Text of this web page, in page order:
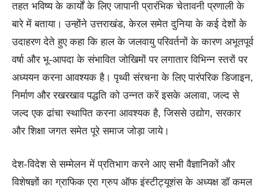
तहत भविष्य के कार्यों के लिए जापानी प्रारंभिक चेतावनी प्रणाली के
बारे में बताया। उन्होंने उत्तराखंड, केरल समेत दुनिया के कई देशों के
उदाहरण देते हुए कहा कि हाल के जलवायु परिवर्तनों के कारण अभूतपूर्व
वर्षा और भू-आपदा के संभावित जोखिमों पर लगातार विभिन्न स्तरों पर
अध्ययन करना आवश्यक है। पृथ्वी संरचना के लिए पारंपरिक डिजाइन,
निर्माण और रखरखाव पद्धति को उन्नत करें इसके अलावा, जल्द से
जल्द एक ढांचा स्थापित करना आवश्यक है, जिससे उद्योग, सरकार
और शिक्षा जगत समेत पूरे समाज जोड़ा जाये।
देश-विदेश से सम्मेलन में प्रतिभाग करने आए सभी वैज्ञानिकों और
विशेषज्ञों का ग्राफिक एरा ग्रुप ऑफ इंस्टीट्यूशंस के अध्यक्ष डॉ कमल